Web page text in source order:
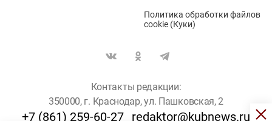
Политика обработки файлов
cookie (Куки)
Контакты редакции:
350000, г. Краснодар, ул. Пашковская, 2
+7 (861) 259-60-27 redaktor@kubnews.ru